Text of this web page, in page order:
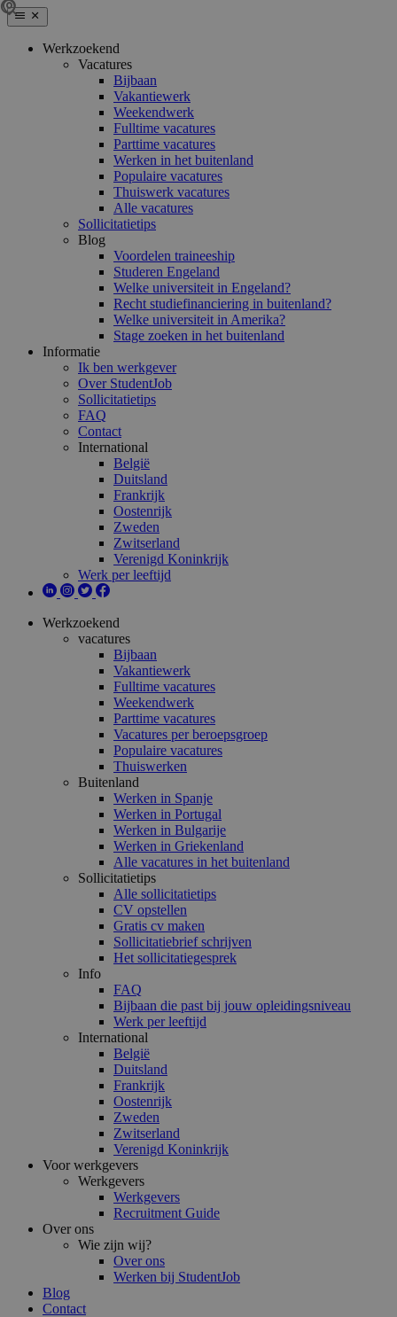
Werkzoekend
Vacatures
Bijbaan
Vakantiewerk
Weekendwerk
Fulltime vacatures
Parttime vacatures
Werken in het buitenland
Populaire vacatures
Thuiswerk vacatures
Alle vacatures
Sollicitatietips
Blog
Voordelen traineeship
Studeren Engeland
Welke universiteit in Engeland?
Recht studiefinanciering in buitenland?
Welke universiteit in Amerika?
Stage zoeken in het buitenland
Informatie
Ik ben werkgever
Over StudentJob
Sollicitatietips
FAQ
Contact
International
België
Duitsland
Frankrijk
Oostenrijk
Zweden
Zwitserland
Verenigd Koninkrijk
Werk per leeftijd
Werkzoekend
vacatures
Bijbaan
Vakantiewerk
Fulltime vacatures
Weekendwerk
Parttime vacatures
Vacatures per beroepsgroep
Populaire vacatures
Thuiswerken
Buitenland
Werken in Spanje
Werken in Portugal
Werken in Bulgarije
Werken in Griekenland
Alle vacatures in het buitenland
Sollicitatietips
Alle sollicitatietips
CV opstellen
Gratis cv maken
Sollicitatiebrief schrijven
Het sollicitatiegesprek
Info
FAQ
Bijbaan die past bij jouw opleidingsniveau
Werk per leeftijd
International
België
Duitsland
Frankrijk
Oostenrijk
Zweden
Zwitserland
Verenigd Koninkrijk
Voor werkgevers
Werkgevers
Werkgevers
Recruitment Guide
Over ons
Wie zijn wij?
Over ons
Werken bij StudentJob
Blog
Contact